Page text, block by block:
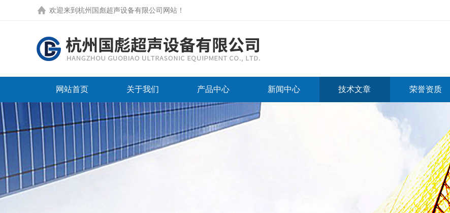
欢迎来到 杭州国彪超声设备有限公司网站 ！
网站首页 关于我们 产品中心 新闻中心 技术文章 荣誉资质